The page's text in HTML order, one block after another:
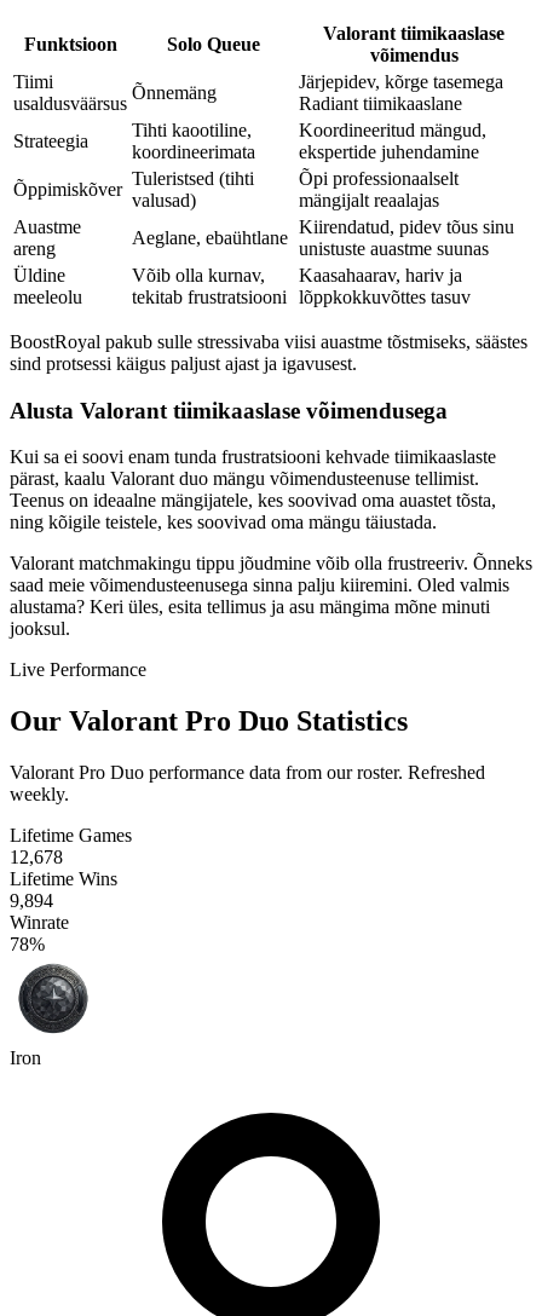
Funktsioon Solo Queue
Valorant tiimikaaslase
võimendus
Tiimi
usaldusväärsus
Õnnemäng
Järjepidev, kõrge tasemega
Radiant tiimikaaslane
Strateegia
Tihti kaootiline,
koordineerimata
Koordineeritud mängud,
ekspertide juhendamine
Õppimiskõver
Tuleristsed (tihti
valusad)
Õpi professionaalselt
mängijalt reaalajas
Auastme
areng
Aeglane, ebaühtlane
Kiirendatud, pidev tõus sinu
unistuste auastme suunas
Üldine
meeleolu
Võib olla kurnav,
tekitab frustratsiooni
Kaasahaarav, hariv ja
lõppkokkuvõttes tasuv
BoostRoyal pakub sulle stressivaba viisi auastme tõstmiseks, säästes
sind protsessi käigus paljust ajast ja igavusest.
Alusta Valorant tiimikaaslase võimendusega
Kui sa ei soovi enam tunda frustratsiooni kehvade tiimikaaslaste
pärast, kaalu Valorant duo mängu võimendusteenuse tellimist.
Teenus on ideaalne mängijatele, kes soovivad oma auastet tõsta,
ning kõigile teistele, kes soovivad oma mängu täiustada.
Valorant matchmakingu tippu jõudmine võib olla frustreeriv. Õnneks
saad meie võimendusteenusega sinna palju kiiremini. Oled valmis
alustama? Keri üles, esita tellimus ja asu mängima mõne minuti
jooksul.
Live Performance
Our Valorant Pro Duo Statistics
Valorant Pro Duo performance data from our roster. Refreshed
weekly.
Lifetime Games
12,678
Lifetime Wins
9,894
Winrate
78%
Iron